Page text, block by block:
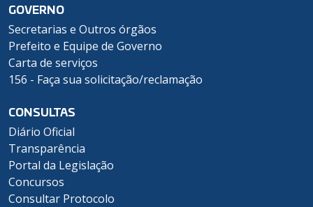
GOVERNO
Secretarias e Outros órgãos
Prefeito e Equipe de Governo
Carta de serviços
156 - Faça sua solicitação/reclamação
CONSULTAS
Diário Oficial
Transparência
Portal da Legislação
Concursos
Consultar Protocolo